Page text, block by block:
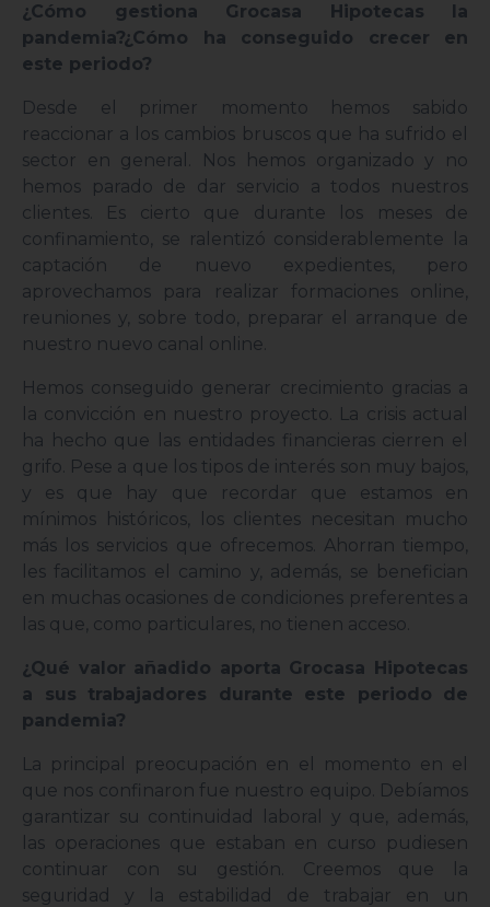
¿Cómo gestiona Grocasa Hipotecas la
pandemia?¿Cómo ha conseguido crecer en
este periodo?
Desde el primer momento hemos sabido
reaccionar a los cambios bruscos que ha sufrido el
sector en general. Nos hemos organizado y no
hemos parado de dar servicio a todos nuestros
clientes. Es cierto que durante los meses de
confinamiento, se ralentizó considerablemente la
captación de nuevo expedientes, pero
aprovechamos para realizar formaciones online,
reuniones y, sobre todo, preparar el arranque de
nuestro nuevo canal online.
Hemos conseguido generar crecimiento gracias a
la convicción en nuestro proyecto. La crisis actual
ha hecho que las entidades financieras cierren el
grifo. Pese a que los tipos de interés son muy bajos,
y es que hay que recordar que estamos en
mínimos históricos, los clientes necesitan mucho
más los servicios que ofrecemos. Ahorran tiempo,
les facilitamos el camino y, además, se benefician
en muchas ocasiones de condiciones preferentes a
las que, como particulares, no tienen acceso.
¿Qué valor añadido aporta Grocasa Hipotecas
a sus trabajadores durante este periodo de
pandemia?
La principal preocupación en el momento en el
que nos confinaron fue nuestro equipo. Debíamos
garantizar su continuidad laboral y que, además,
las operaciones que estaban en curso pudiesen
continuar con su gestión. Creemos que la
seguridad y la estabilidad de trabajar en un